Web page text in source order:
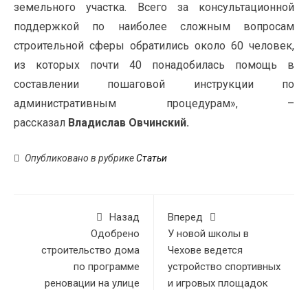
земельного участка. Всего за консультационной
поддержкой по наиболее сложным вопросам
строительной сферы обратились около 60 человек,
из которых почти 40 понадобилась помощь в
составлении пошаговой инструкции по
административным процедурам», –
рассказал Владислав Овчинский.
Опубликовано в рубрикеСтатьи
Назад
Одобрено
строительство дома
по программе
реновации на улице
Вперед
У новой школы в
Чехове ведется
устройство спортивных
и игровых площадок